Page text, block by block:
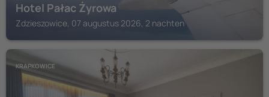
Hotel Pałac Żyrowa
Zdzieszowice, 07 augustus 2026, 2 nachten
KRAPKOWICE